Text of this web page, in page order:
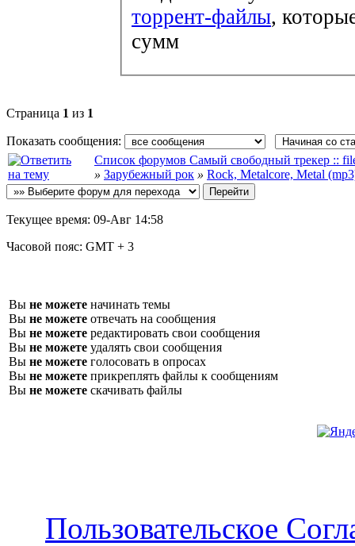
торрент-файлы,
сумм
Страница 1 из 1
Показать сообщения:
Список форумов Самый свободный трекер ::
» Зарубежный рок » Rock, Metalcore, Metal
Текущее время: 09-Авг 14:58
Часовой пояс: GMT + 3
Вы не можете начинать темы
Вы не можете отвечать на сообщения
Вы не можете редактировать свои сообщения
Вы не можете удалять свои сообщения
Вы не можете голосовать в опросах
Вы не можете прикреплять файлы к сообщениям
Вы не можете скачивать файлы
Пользовательское